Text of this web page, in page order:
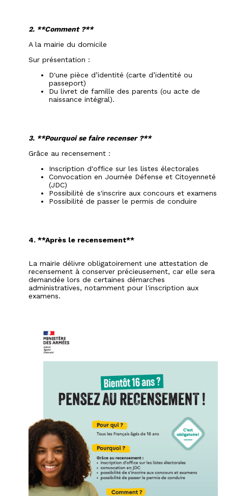
2. **Comment ?**
A la mairie du domicile
Sur présentation :
D'une pièce d’identité (carte d’identité ou
passeport)
Du livret de famille des parents (ou acte de
naissance intégral).
3. **Pourquoi se faire recenser ?**
Grâce au recensement :
Inscription d'office sur les listes électorales
Convocation en Journée Défense et Citoyenneté
(JDC)
Possibilité de s'inscrire aux concours et examens
Possibilité de passer le permis de conduire
4. **Après le recensement**
La mairie délivre obligatoirement une attestation de
recensement à conserver précieusement, car elle sera
demandée lors de certaines démarches
administratives, notamment pour l'inscription aux
examens.